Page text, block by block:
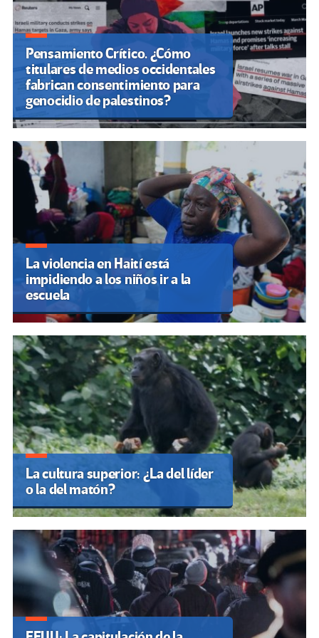
Pensamiento Crítico. ¿Cómo
titulares de medios occidentales
fabrican consentimiento para
genocidio de palestinos?
La violencia en Haití está
impidiendo a los niños ir a la
escuela
La cultura superior: ¿La del líder
o la del matón?